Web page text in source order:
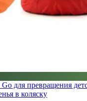
для превращения
в коляску